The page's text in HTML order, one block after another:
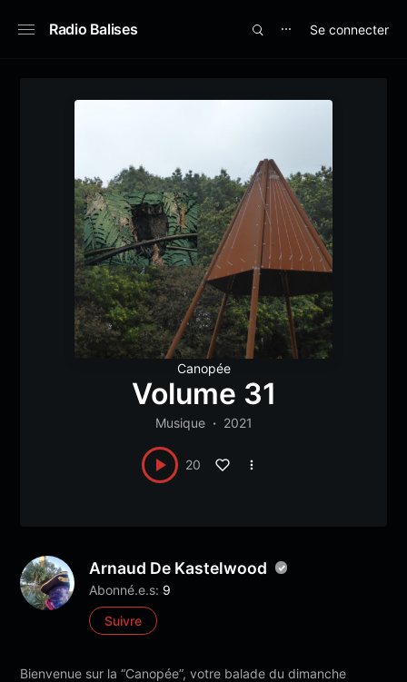
Radio Balises ⋯ Se connecter
Canopée
Volume 31
Musique 2021
20
Arnaud De Kastelwood
Abonné.e.s: 9
Suivre
Bienvenue sur la “Canopée”, votre balade du dimanche